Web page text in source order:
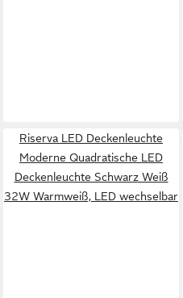
Riserva LED Deckenleuchte
Moderne Quadratische LED
Deckenleuchte Schwarz Weiß
32W Warmweiß, LED wechselbar